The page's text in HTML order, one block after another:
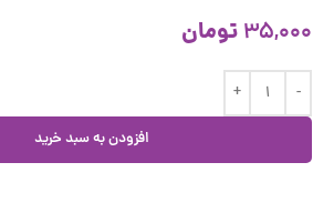
35,000تومان
افزودن به سبد خرید